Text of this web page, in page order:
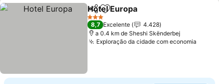
PartilharAdicionar aos favoritos
Hotel Europa
3 Estrelas
8,7 Excelente
4.428
a 0.4 km de Sheshi Skënderbej
Exploração da cidade com economia